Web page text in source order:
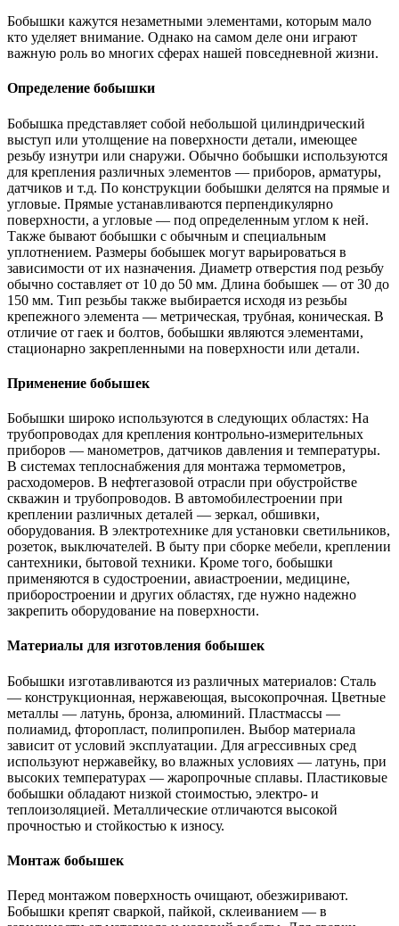
Бобышки кажутся незаметными элементами, которым мало
кто уделяет внимание. Однако на самом деле они играют
важную роль во многих сферах нашей повседневной жизни.
Определение бобышки
Бобышка представляет собой небольшой цилиндрический
выступ или утолщение на поверхности детали, имеющее
резьбу изнутри или снаружи. Обычно бобышки используются
для крепления различных элементов — приборов, арматуры,
датчиков и т.д. По конструкции бобышки делятся на прямые и
угловые. Прямые устанавливаются перпендикулярно
поверхности, а угловые — под определенным углом к ней.
Также бывают бобышки с обычным и специальным
уплотнением. Размеры бобышек могут варьироваться в
зависимости от их назначения. Диаметр отверстия под резьбу
обычно составляет от 10 до 50 мм. Длина бобышек — от 30 до
150 мм. Тип резьбы также выбирается исходя из резьбы
крепежного элемента — метрическая, трубная, коническая. В
отличие от гаек и болтов, бобышки являются элементами,
стационарно закрепленными на поверхности или детали.
Применение бобышек
Бобышки широко используются в следующих областях: На
трубопроводах для крепления контрольно-измерительных
приборов — манометров, датчиков давления и температуры.
В системах теплоснабжения для монтажа термометров,
расходомеров. В нефтегазовой отрасли при обустройстве
скважин и трубопроводов. В автомобилестроении при
креплении различных деталей — зеркал, обшивки,
оборудования. В электротехнике для установки светильников,
розеток, выключателей. В быту при сборке мебели, креплении
сантехники, бытовой техники. Кроме того, бобышки
применяются в судостроении, авиастроении, медицине,
приборостроении и других областях, где нужно надежно
закрепить оборудование на поверхности.
Материалы для изготовления бобышек
Бобышки изготавливаются из различных материалов: Сталь
— конструкционная, нержавеющая, высокопрочная. Цветные
металлы — латунь, бронза, алюминий. Пластмассы —
полиамид, фторопласт, полипропилен. Выбор материала
зависит от условий эксплуатации. Для агрессивных сред
используют нержавейку, во влажных условиях — латунь, при
высоких температурах — жаропрочные сплавы. Пластиковые
бобышки обладают низкой стоимостью, электро- и
теплоизоляцией. Металлические отличаются высокой
прочностью и стойкостью к износу.
Монтаж бобышек
Перед монтажом поверхность очищают, обезжиривают.
Бобышки крепят сваркой, пайкой, склеиванием — в